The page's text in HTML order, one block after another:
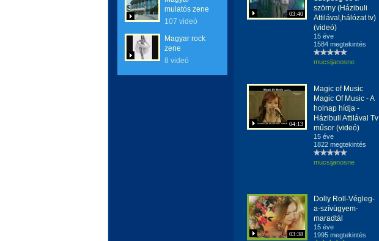
mulatós zene
107 videó
Magyar rock
zene
8 videó
03:40
szörny (Házibuli
Attilával,hálózat tv)
(videó)
15 éve
1584 megtekintés
mucsijanosne
04:13
Magic of Music
Magic Of Music - A
holnap hídja -
Házibuli Attilával Tv
műsor (videó)
15 éve
1822 megtekintés
mucsijanosne
03:38
Dolly Roll-Végleg-
a-szívügyem-
maradtál
15 éve
1995 megtekintés